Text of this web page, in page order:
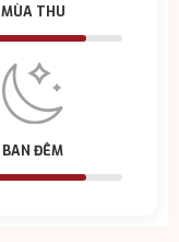
MÙA THU
BAN ĐÊM